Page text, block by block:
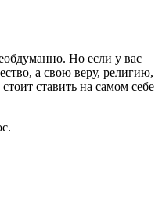
Но если у вас
а свою веру, религию,
ставить на самом себе